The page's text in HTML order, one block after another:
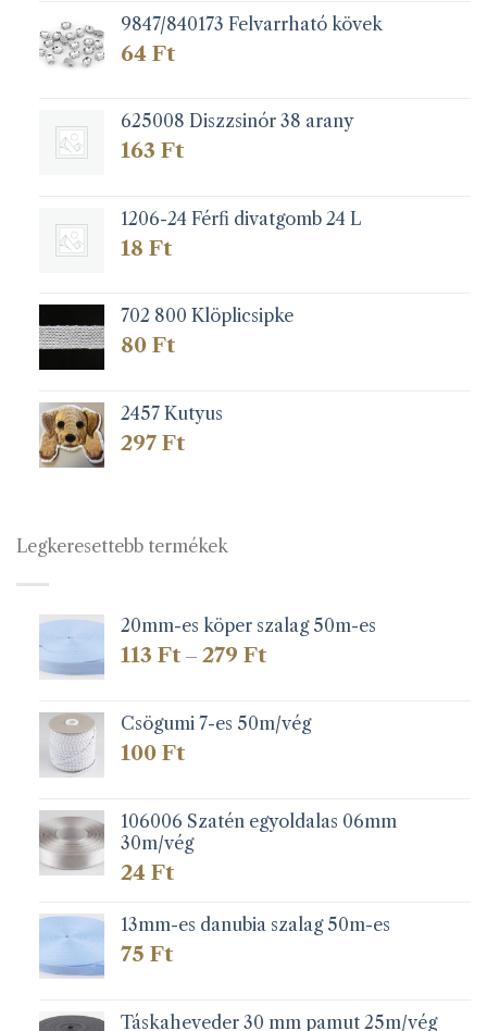
9847/840173 Felvarrható kövek
64 Ft
625008 Diszzsinór 38 arany
163 Ft
1206-24 Férfi divatgomb 24 L
18 Ft
702 800 Klöplicsipke
80 Ft
2457 Kutyus
297 Ft
Legkeresettebb termékek
20mm-es köper szalag 50m-es
113 Ft – 279 FtÁrtartomány:
279 Ft
Csögumi 7-es 50m/vég
100 Ft
106006 Szatén egyoldalas 06mm
30m/vég
24 Ft
13mm-es danubia szalag 50m-es
75 Ft
Táskaheveder 30 mm pamut 25m/vég